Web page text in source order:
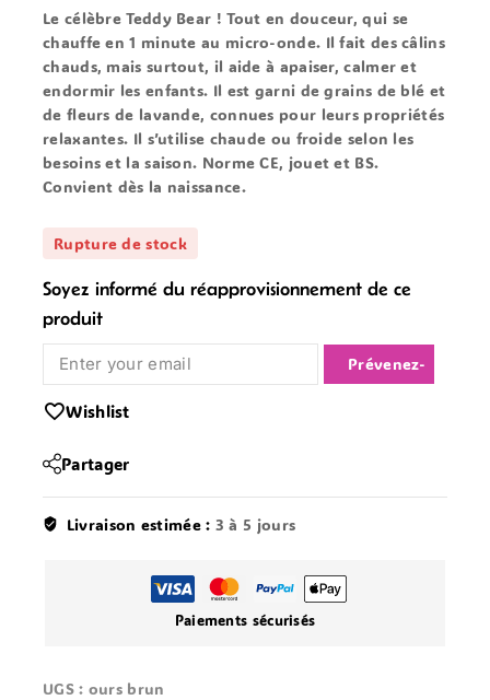
dehors de
basé sur
votes de
client
Le célèbreTeddy Bear ! Tout en douceur, qui se
chauffe en 1 minute au micro-onde. Il fait des câlins
chauds, mais surtout, il aide à apaiser,calmer et
endormir les enfants. Il est garni de grains de blé et
de fleurs de lavande, connues pour leurs propriétés
relaxantes. Il s’utilise chaude ou froide selon les
besoins et la saison. Norme CE, jouet et BS.
Convient dès la naissance.
Rupture de stock
Soyez informé du réapprovisionnement de ce
produit
Notify Me
Wishlist
Partager
Livraison estimée : 3 à 5 jours
Paiements sécurisés
UGS : ours brun